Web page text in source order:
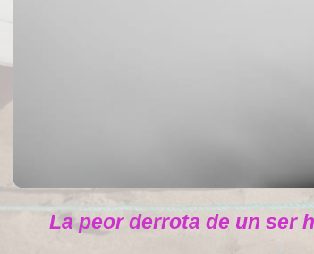
La peor derrota de un ser